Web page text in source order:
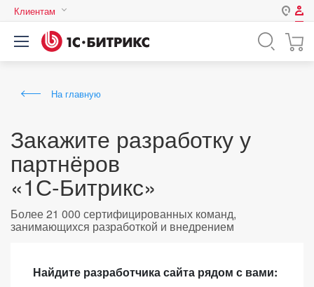
Клиентам
Авторизация
компьютере
Забыли свой пароль?
На главную
Закажите разработку у
партнёров
«1С-Битрикс»
Более 21 000 сертифицированных команд,
занимающихся разработкой и внедрением
Найдите разработчика сайта рядом с вами: